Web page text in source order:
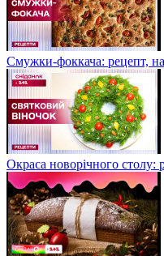
Смужки-фоккача: рецепт,
Окраса новорічного столу: